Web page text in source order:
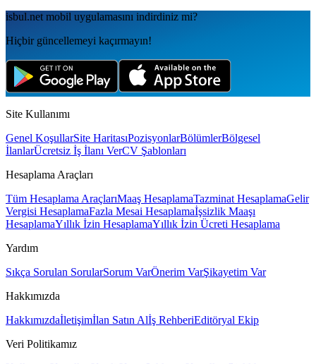
isbul.net mobil uygulamаsını indirdiniz mi?
Hiçbir güncellemeyi kaçırmayın!
Site Kullanımı
Genel KoşullarSite HaritasıPozisyonlarBölümlerBölgesel
İlanlarÜcretsiz İş İlanı VerCV Şablonları
Hesaplama Araçları
Tüm Hesaplama AraçlarıMaaş HesaplamaTazminat HesaplamaGelir
Vergisi HesaplamaFazla Mesai Hesaplamaİşsizlik Maaşı
HesaplamaYıllık İzin HesaplamaYıllık İzin Ücreti Hesaplama
Yardım
Sıkça Sorulan SorularSorum VarÖnerim VarŞikayetim Var
Hakkımızda
Hakkımızdaİletişimİlan Satın Alİş RehberiEditöryal Ekip
Veri Politikamız